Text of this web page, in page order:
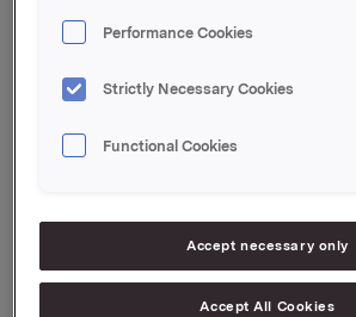
konsentrere kjernesortimentet om de
Bähncke, FUN, Grønnegården og
K-Salat ble grunnlagt i 1937 under
Transaksjonen forventes å bli
desember 2017, med
Performance Cookies
Strictly Necessary Cookies
Functional Cookies
Accept necessary only
Accept All Cookies